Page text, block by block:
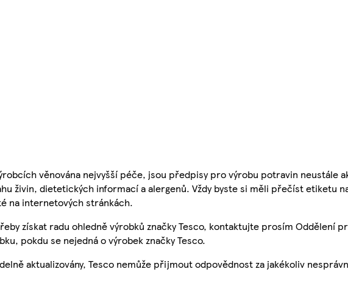
věnována nejvyšší péče, jsou předpisy pro výrobu potravin neustále
živin, dietetických informací a alergenů. Vždy byste si měli přečíst etiketu
na internetových stránkách.
získat radu ohledně výrobků značky Tesco, kontaktujte prosím Oddělení
pokdu se nejedná o výrobek značky Tesco.
aktualizovány, Tesco nemůže přijmout odpovědnost za jakékoliv